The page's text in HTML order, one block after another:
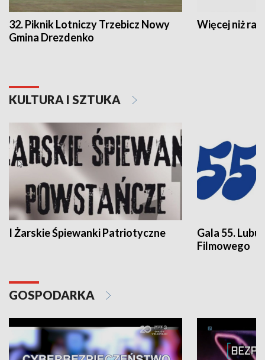
32. Piknik Lotniczy Trzebicz Nowy
Gmina Drezdenko
Więcej niż rajd
KULTURA I SZTUKA
I Żarskie Śpiewanki Patriotyczne
Gala 55.
Filmowego
GOSPODARKA